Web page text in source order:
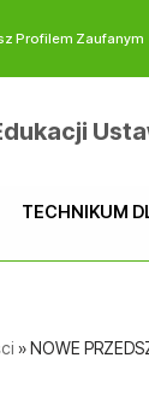
Profilem Zaufanym
TECHNIKUM
»NOWE